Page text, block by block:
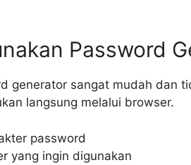
Password
generator sangat mudah dan
langsung melalui browser.
password
yang ingin digunakan